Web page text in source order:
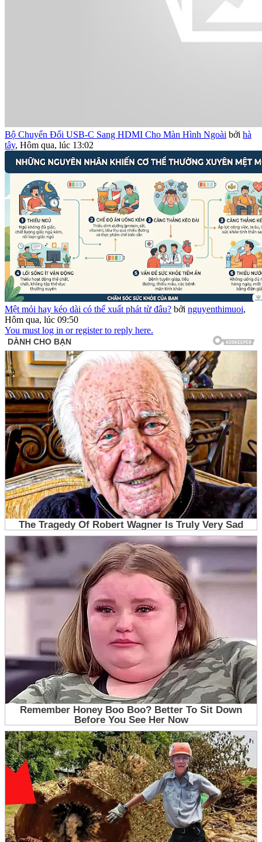
Bộ Chuyển Đổi USB-C Sang HDMI Cho Màn Hình Ngoài bởi hà
tây, Hôm qua, lúc 13:02
Mệt mỏi hay kéo dài có thể xuất phát từ đâu? bởi nguyenthimuoi,
Hôm qua, lúc 09:50
You must log in or register to reply here.